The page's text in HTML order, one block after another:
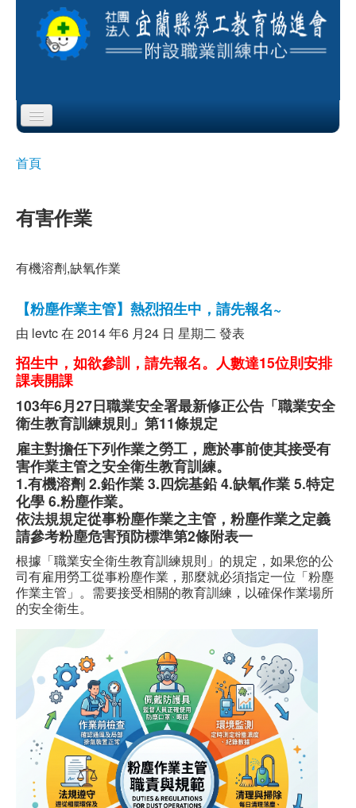
Skip to content
Skip to navigation
服務項目
公布欄
課程公告
即測即評
職安測驗
交通位置
線上報名
反應信箱
資安公告
您在這裡
首頁
有害作業
有機溶劑,缺氧作業
【粉塵作業主管】熱烈招生中，請先報名~
由 levtc在 2014 年6 月24 日 星期二 發表
招生中，如欲參訓，請先報名。人數達15位則安排
課表開課
103年6月27日職業安全署最新修正公告「職業安全
衛生教育訓練規則」第11條規定
雇主對擔任下列作業之勞工，應於事前使其接受有
害作業主管之安全衛生教育訓練。
1.有機溶劑 2.鉛作業 3.四烷基鉛 4.缺氧作業 5.特定
化學 6.粉塵作業。
依法規規定從事粉塵作業之主管，粉塵作業之定義
請參考粉塵危害預防標準第2條附表一
根據「職業安全衛生教育訓練規則」的規定，如果您的公
司有雇用勞工從事粉塵作業，那麼就必須指定一位「粉塵
作業主管」。需要接受相關的教育訓練，以確保作業場所
的安全衛生。